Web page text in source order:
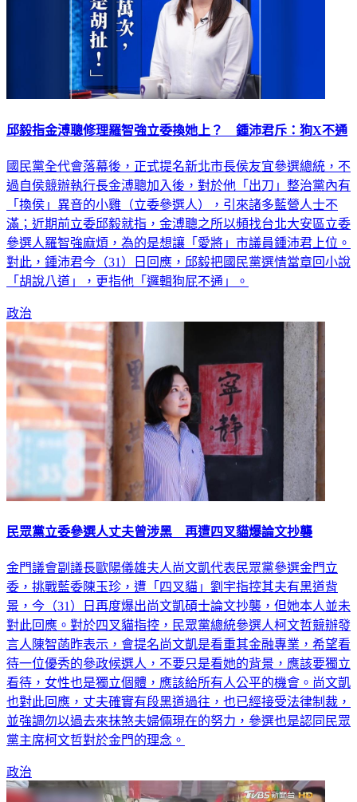
邱毅指金溥聰修理羅智強立委換她上？ 鍾沛君斥：狗X不通
國民黨全代會落幕後，正式提名新北市長侯友宜參選總統，不
過自侯競辦執行長金溥聰加入後，對於他「出刀」整治黨內有
「換侯」異音的小雞（立委參選人），引來諸多藍營人士不
滿；近期前立委邱毅就指，金溥聰之所以頻找台北大安區立委
參選人羅智強麻煩，為的是想讓「愛將」市議員鍾沛君上位。
對此，鍾沛君今（31）日回應，邱毅把國民黨選情當章回小說
「胡說八道」，更指他「邏輯狗屁不通」。
政治
民眾黨立委參選人丈夫曾涉黑 再遭四叉貓爆論文抄襲
金門議會副議長歐陽儀雄夫人尚文凱代表民眾黨參選金門立
委，挑戰藍委陳玉珍，遭「四叉貓」劉宇指控其夫有黑道背
景，今（31）日再度爆出尚文凱碩士論文抄襲，但她本人並未
對此回應。對於四叉貓指控，民眾黨總統參選人柯文哲競辦發
言人陳智菡昨表示，會提名尚文凱是看重其金融專業，希望看
待一位優秀的參政候選人，不要只是看她的背景，應該要獨立
看待，女性也是獨立個體，應該給所有人公平的機會。尚文凱
也對此回應，丈夫確實有段黑道過往，也已經接受法律制裁，
並強調勿以過去來抹煞夫婦倆現在的努力，參選也是認同民眾
黨主席柯文哲對於金門的理念。
政治